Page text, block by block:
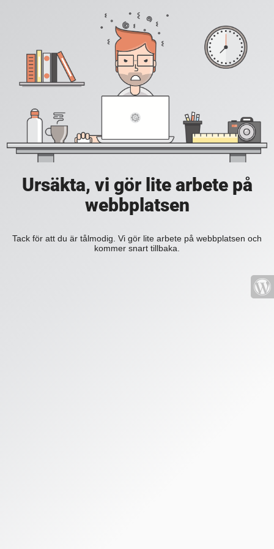
Ursäkta, vi gör lite arbete på
webbplatsen
Tack för att du är tålmodig. Vi gör lite arbete på webbplatsen och
kommer snart tillbaka.